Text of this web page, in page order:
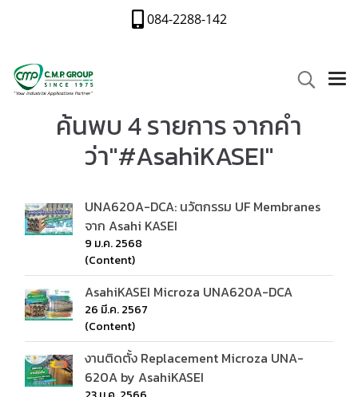
084-2288-142
ค้นพบ 4 รายการ จากคำ
ว่า"#AsahiKASEI"
UNA620A-DCA: นวัตกรรม UF Membranes
จาก Asahi KASEI
9 ม.ค. 2568
(Content)
AsahiKASEI Microza UNA620A-DCA
26 มี.ค. 2567
(Content)
งานติดตั้ง Replacement Microza UNA-
620A by AsahiKASEI